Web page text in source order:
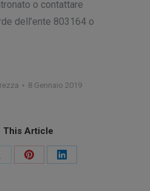
o contattare
dell’ente 803164 o
8 Gennaio 2019
This Article
CondividiCondividi